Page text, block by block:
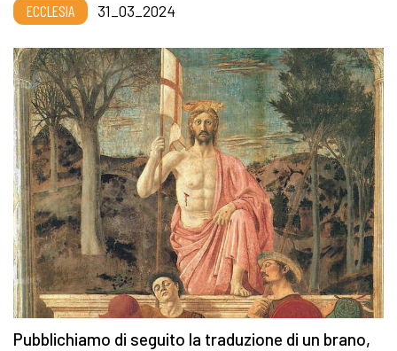
ECCLESIA 31_03_2024
Pubblichiamo di seguito la traduzione di un brano,